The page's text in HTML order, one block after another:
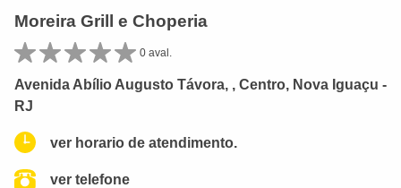
Moreira Grill e Choperia
0 aval.
Avenida Abílio Augusto Távora, , Centro, Nova Iguaçu -
RJ
ver horario de atendimento.
ver telefone